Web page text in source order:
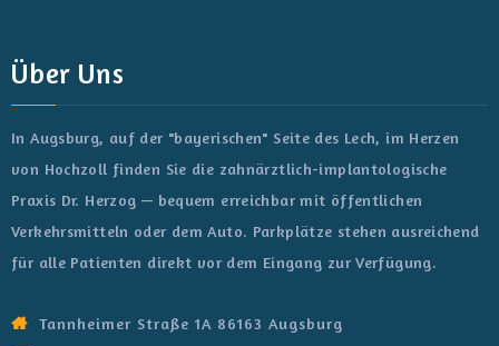
Über Uns
In Augsburg, auf der "bayerischen" Seite des Lech, im Herzen
von Hochzoll finden Sie die zahnärztlich-implantologische
Praxis Dr. Herzog — bequem erreichbar mit öffentlichen
Verkehrsmitteln oder dem Auto. Parkplätze stehen ausreichend
für alle Patienten direkt vor dem Eingang zur Verfügung.
Tannheimer Straße 1A 86163 Augsburg